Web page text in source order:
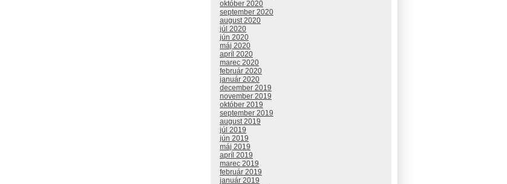
október 2020
september 2020
august 2020
júl 2020
jún 2020
máj 2020
apríl 2020
marec 2020
február 2020
január 2020
december 2019
november 2019
október 2019
september 2019
august 2019
júl 2019
jún 2019
máj 2019
apríl 2019
marec 2019
február 2019
január 2019